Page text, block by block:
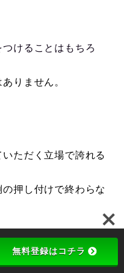
けることはもちろ
りません。
ただく立場で誇れる
押し付けで終わらな
ころに集まってくれ
無料登録はコチラ